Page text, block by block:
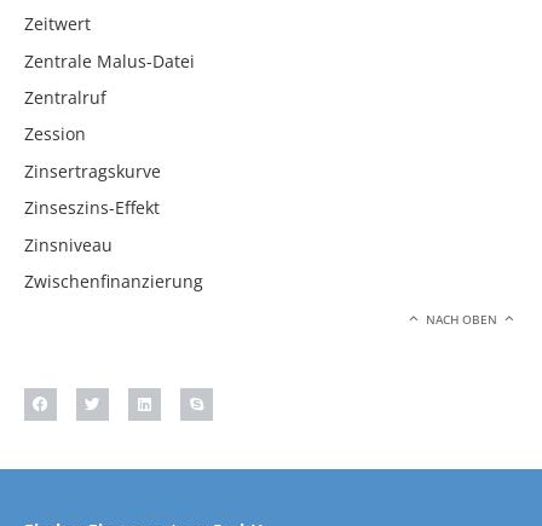
Zeitwert
Zentrale Malus-Datei
Zentralruf
Zession
Zinsertragskurve
Zinseszins-Effekt
Zinsniveau
Zwischenfinanzierung
NACH OBEN